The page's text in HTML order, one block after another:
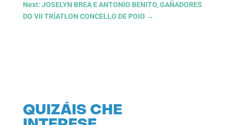
Next: JOSELYN BREA E ANTONIO BENITO, GAÑADORES
DO VII TRÍATLON CONCELLO DE POIO →
QUIZÁIS CHE